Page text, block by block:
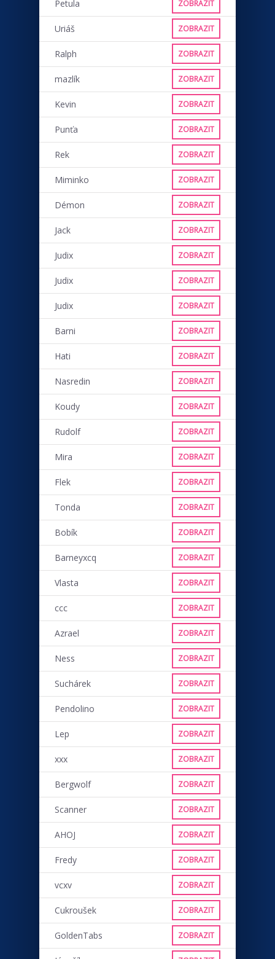
Petula ZOBRAZIT
Uriáš ZOBRAZIT
Ralph ZOBRAZIT
mazlík ZOBRAZIT
Kevin ZOBRAZIT
Punťa ZOBRAZIT
Rek ZOBRAZIT
Miminko ZOBRAZIT
Démon ZOBRAZIT
Jack ZOBRAZIT
Judix ZOBRAZIT
Judix ZOBRAZIT
Judix ZOBRAZIT
Barni ZOBRAZIT
Hati ZOBRAZIT
Nasredin ZOBRAZIT
Koudy ZOBRAZIT
Rudolf ZOBRAZIT
Mira ZOBRAZIT
Flek ZOBRAZIT
Tonda ZOBRAZIT
Bobík ZOBRAZIT
Barneyxcq ZOBRAZIT
Vlasta ZOBRAZIT
ccc ZOBRAZIT
Azrael ZOBRAZIT
Ness ZOBRAZIT
Suchárek ZOBRAZIT
Pendolino ZOBRAZIT
Lep ZOBRAZIT
xxx ZOBRAZIT
Bergwolf ZOBRAZIT
Scanner ZOBRAZIT
AHOJ ZOBRAZIT
Fredy ZOBRAZIT
vcxv ZOBRAZIT
Cukroušek ZOBRAZIT
GoldenTabs ZOBRAZIT